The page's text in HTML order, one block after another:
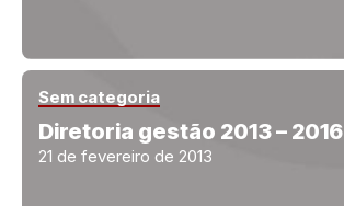
Sem categoria
Diretoria gestão 2013 – 2016
21 de fevereiro de 2013